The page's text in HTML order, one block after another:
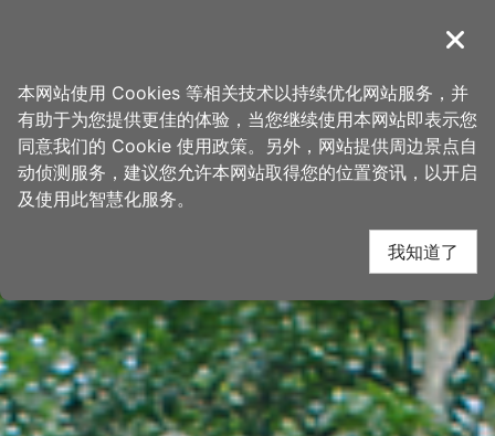
導覽
首页 > 想去的地方 > 景点 > 景点搜寻
網友推推 關閉
关闭
本网站使用 Cookies 等相关技术以持续优化网站服务，并
有助于为您提供更佳的体验，当您继续使用本网站即表示您
同意我们的 Cookie 使用政策。另外，网站提供周边景点自
动侦测服务，建议您允许本网站取得您的位置资讯，以开启
及使用此智慧化服务。
我知道了